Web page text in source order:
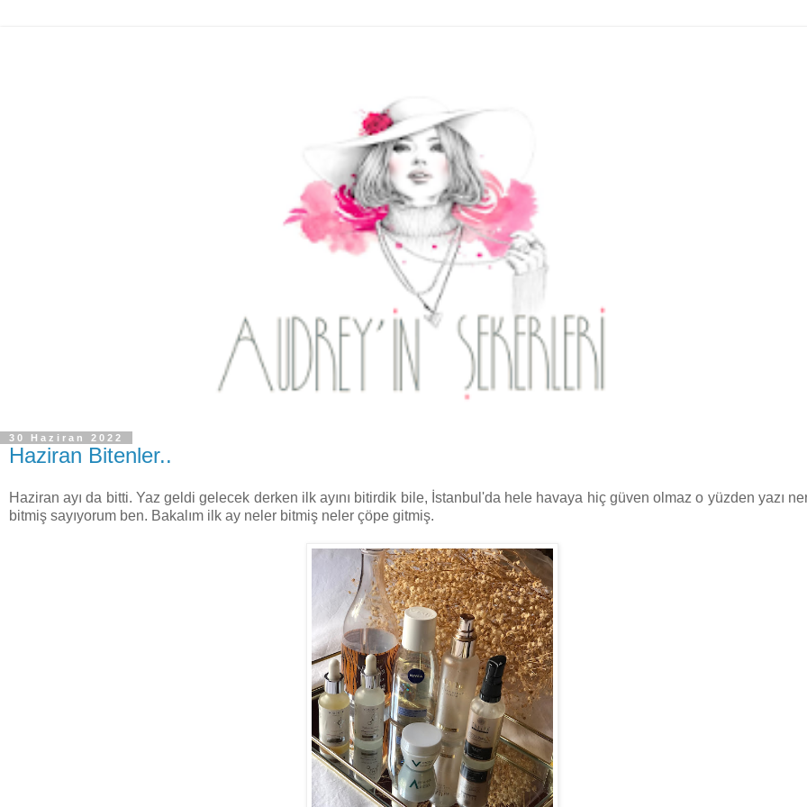
30 Haziran 2022
Haziran Bitenler..
Haziran ayı da bitti. Yaz geldi gelecek derken ilk ayını bitirdik bile, İstanbul'da hele havaya hiç güven olmaz o yüzden yazı
bitmiş sayıyorum ben. Bakalım ilk ay neler bitmiş neler çöpe gitmiş.